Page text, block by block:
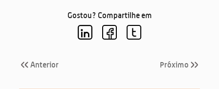
Anterior
Gostou? Compartilhe em
Próximo